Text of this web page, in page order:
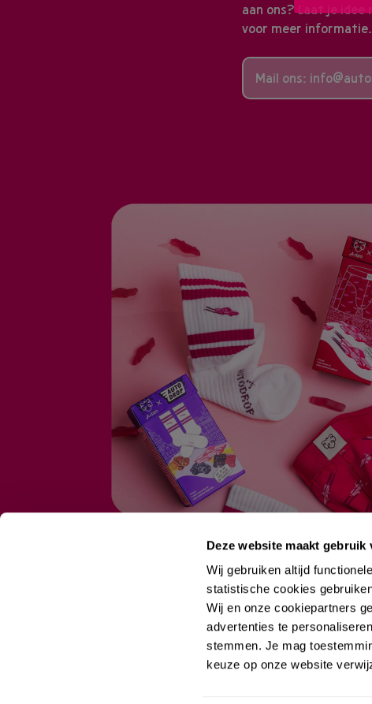
Deze website maakt gebruik
Wij gebruiken altijd
statistische cookies
Wij en onze cookiepartners
advertenties te
stemmen. Je mag
keuze op onze website
aan ons? Laat je
voor meer informatie.
Mail ons: